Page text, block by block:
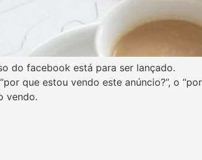
do facebook está para ser lançado.
que estou vendo este anúncio?”, o
vendo.